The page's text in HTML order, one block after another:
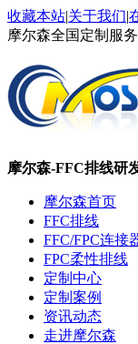
收藏本站|关于我们|
摩尔森全国定制服
摩尔森-FFC排线研
摩尔森首页
FFC排线
FFC/FPC连接
FPC柔性排线
定制中心
定制案例
资讯动态
走进摩尔森